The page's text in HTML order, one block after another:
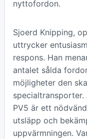
nyttofordon.
Sjoerd Knipping,
uttrycker
respons. Han
antalet sålda
möjligheter den
PV5 är ett
utsläpp och
uppvärmningen.